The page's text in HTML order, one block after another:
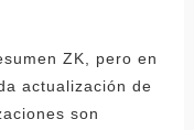
ZK, pero en
actualización de
son